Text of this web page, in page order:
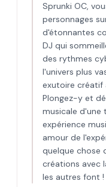
Sprunki OC,
personnages
d'étonnantes
DJ qui
des rythmes
l'univers plus
exutoire créatif
Plongez-y et
musicale d'une
expérience
amour de
quelque chose
créations avec
les autres font !